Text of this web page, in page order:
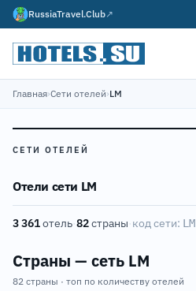
RussiaTravel.Club↗
Главная›Сети отелей›LM
СЕТИ ОТЕЛЕЙ
Отели сети LM
3 361отель·82страны·код сети: LM
Страны — сеть LM
82 страны · топ по количеству отелей